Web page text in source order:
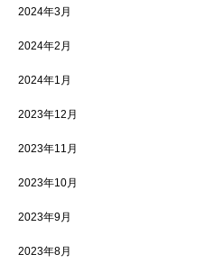
2024年3月
2024年2月
2024年1月
2023年12月
2023年11月
2023年10月
2023年9月
2023年8月